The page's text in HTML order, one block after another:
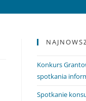
Konkurs
spotkania
Spotkanie